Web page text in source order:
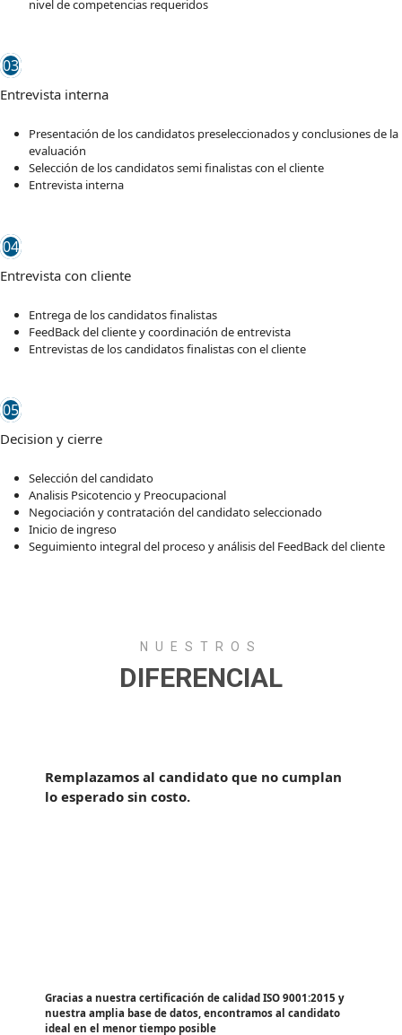
nivel de competencias requeridos
03
Entrevista interna
Presentación de los candidatos preseleccionados y conclusiones de la
evaluación
Selección de los candidatos semi finalistas con el cliente
Entrevista interna
04
Entrevista con cliente
Entrega de los candidatos finalistas
FeedBack del cliente y coordinación de entrevista
Entrevistas de los candidatos finalistas con el cliente
05
Decision y cierre
Selección del candidato
Analisis Psicotencio y Preocupacional
Negociación y contratación del candidato seleccionado
Inicio de ingreso
Seguimiento integral del proceso y análisis del FeedBack del cliente
NUESTROS
DIFERENCIAL
Remplazamos al candidato que no cumplan
lo esperado sin costo.
Gracias a nuestra certificación de calidad ISO 9001:2015 y
nuestra amplia base de datos, encontramos al candidato
ideal en el menor tiempo posible